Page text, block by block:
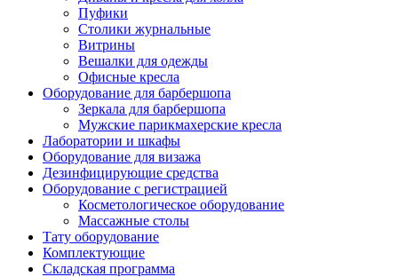
Пуфики
Столики журнальные
Витрины
Вешалки для одежды
Офисные кресла
Оборудование для барбершопа
Зеркала для барбершопа
Мужские парикмахерские кресла
Лаборатории и шкафы
Оборудование для визажа
Дезинфицирующие средства
Оборудование с регистрацией
Косметологическое оборудование
Массажные столы
Тату оборудование
Комплектующие
Складская программа